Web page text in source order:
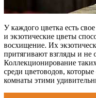
У каждого цветка есть
и экзотические цветы
восхищение. Их
притягивают взгляды и
Коллекционирование
среди цветоводов,
комнаты этими